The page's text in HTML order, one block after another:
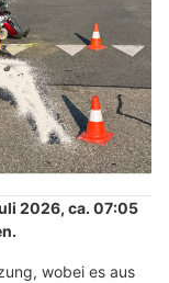
2026, ca. 07:05
wobei es aus